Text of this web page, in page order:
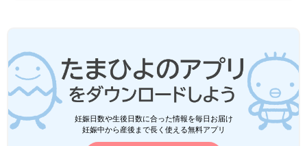
妊娠日数や生後日数に合った情報を毎日お届け
妊娠中から産後まで長く使える無料アプリ